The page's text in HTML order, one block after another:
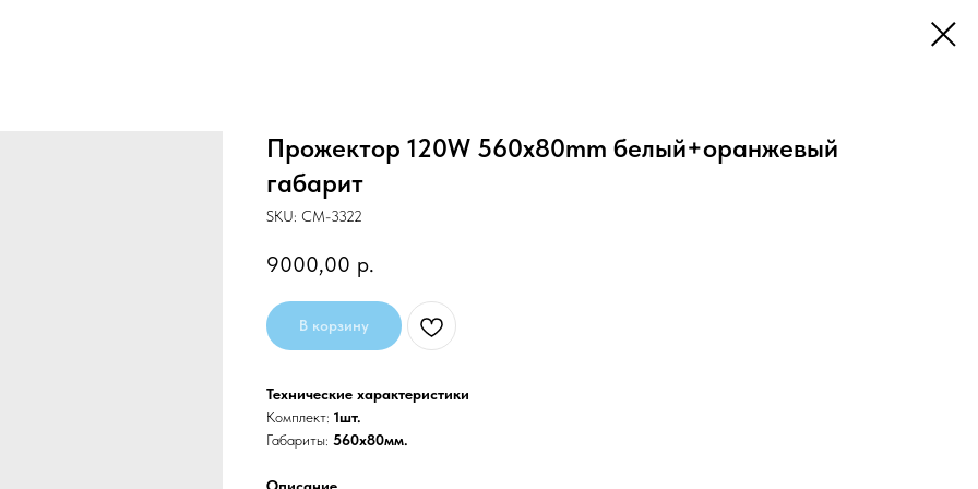
Прожектор 120W 560х80mm белый+оранжевый
габарит
SKU: CM-3322
9000,00 р.
В корзину
Технические характеристики
Комплект: 1шт.
Габариты: 560х80мм.